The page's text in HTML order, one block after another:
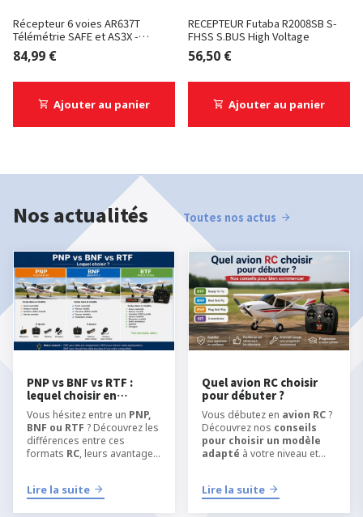
Récepteur 6 voies AR637T
Télémétrie SAFE et AS3X -
Spektrum
84,99 €
Ajouter au panier
RECEPTEUR Futaba R2008SB S-
FHSS S.BUS High Voltage
56,50 €
Ajouter au panier
Nos actualités Toutes nos actus
PNP vs BNF vs RTF :
lequel choisir en
modélisme RC ?
Vous hésitez entre un PNP,
BNF ou RTF ? Découvrez les
différences entre ces
formats RC, leurs avantages
équipement et votre manière
Lire la suite
Quel avion RC choisir
pour débuter ?
Vous débutez en avion RC?
Découvrez nos conseils
pour choisir un modèle
adapté à votre niveau et
les meilleures conditions.
Lire la suite